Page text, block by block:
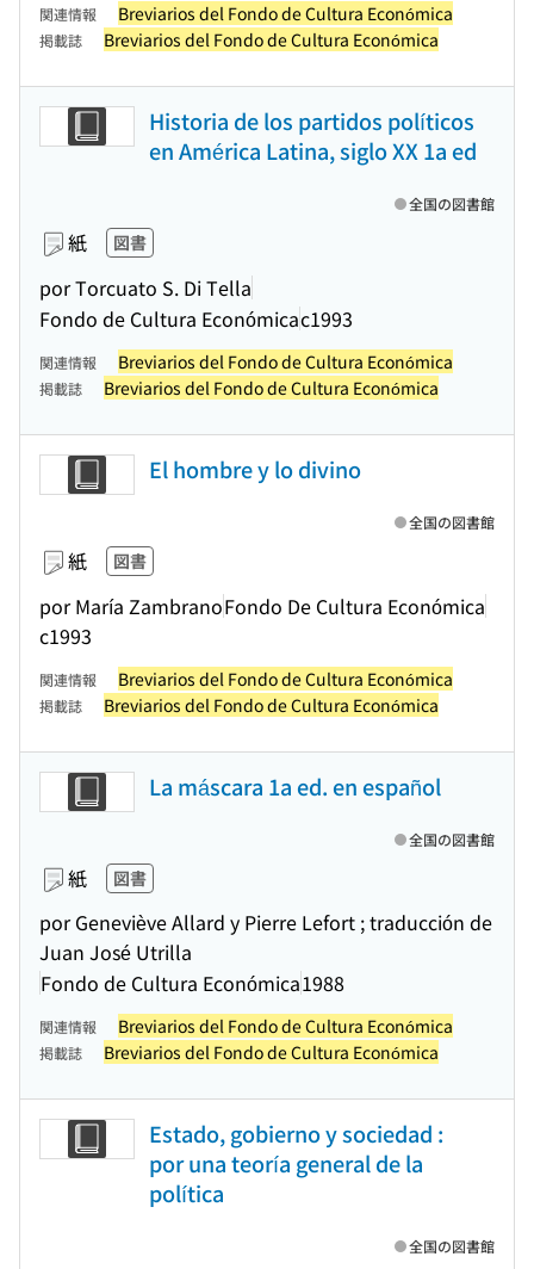
関連情報 Breviarios del Fondo de Cultura Económica
掲載誌 Breviarios del Fondo de Cultura Económica
Historia de los partidos políticos
en América Latina, siglo XX 1a ed
紙 図書
por Torcuato S. Di Tella
Fondo de Cultura Económicac1993
全国の図書館
関連情報 Breviarios del Fondo de Cultura Económica
掲載誌 Breviarios del Fondo de Cultura Económica
El hombre y lo divino
紙 図書
por María ZambranoFondo De Cultura Económica
c1993
全国の図書館
関連情報 Breviarios del Fondo de Cultura Económica
掲載誌 Breviarios del Fondo de Cultura Económica
La máscara 1a ed. en español
紙 図書
por Geneviève Allard y Pierre Lefort ; traducción de
Juan José Utrilla
Fondo de Cultura Económica1988
全国の図書館
関連情報 Breviarios del Fondo de Cultura Económica
掲載誌 Breviarios del Fondo de Cultura Económica
Estado, gobierno y sociedad :
por una teoría general de la
política
全国の図書館